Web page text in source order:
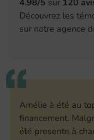
4.98/5 sur 120
Découvrez les
sur notre agence
Amélie à été au
financement.
été presente à